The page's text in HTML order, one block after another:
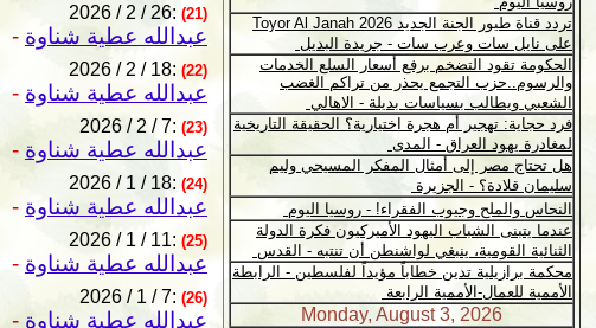
2026 / 2 / 26: (21)
- عبدالله عطية شناوة
2026 / 2 / 18: (22)
- عبدالله عطية شناوة
2026 / 2 / 7: (23)
- عبدالله عطية شناوة
2026 / 1 / 18: (24)
- عبدالله عطية شناوة
2026 / 1 / 11: (25)
- عبدالله عطية شناوة
2026 / 1 / 7: (26)
- عبدالله عطية شناوة